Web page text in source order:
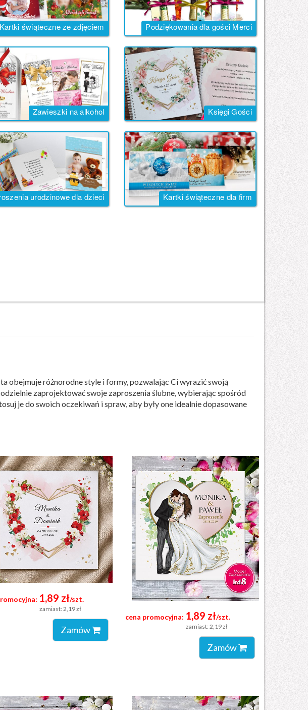
Kartki świąteczne ze zdjęciem Podziękowania dla gości Merci
Zawieszki na alkohol Księgi Gości
urodzinowe dla dzieci Kartki świąteczne dla firm
obejmuje różnorodne style i formy, pozwalając Ci wyrazić swoją
zaprojektować swoje zaproszenia ślubne, wybierając spośród
je do swoich oczekiwań i spraw, aby były one idealnie dopasowane
1,89 zł/szt.
zamiast: 2,19 zł
Zamów
cena promocyjna: 1,89 zł/szt.
zamiast: 2,19 zł
Zamów